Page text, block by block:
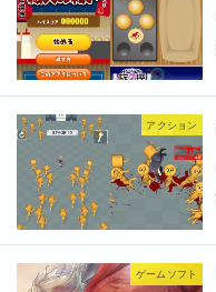
アクション
ゲームソフト